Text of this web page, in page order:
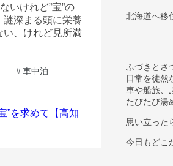
いけれど”宝”の
謎深まる頭に栄養
い、けれど見所満
# 車中泊
北海道へ移
ふづきとさ
日常を徒然
車や船旅、
たびたび湯
思い立った
今日もどこ